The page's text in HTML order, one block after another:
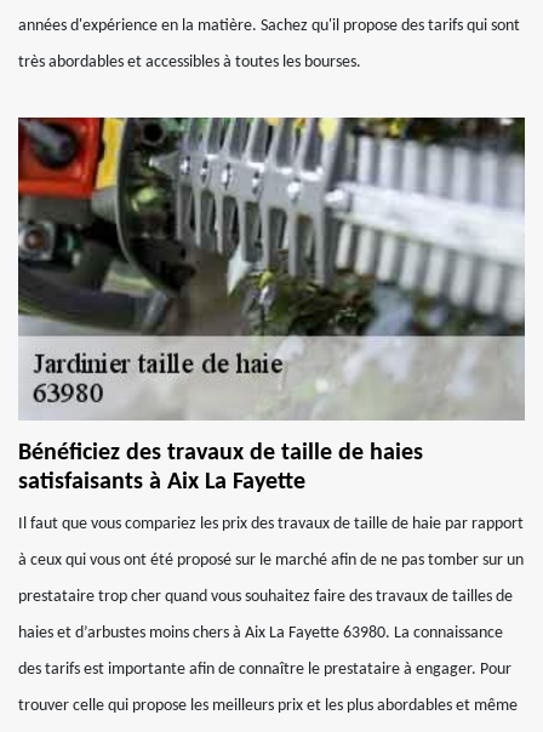
années d'expérience en la matière. Sachez qu'il propose des tarifs qui sont
très abordables et accessibles à toutes les bourses.
Bénéficiez des travaux de taille de haies
satisfaisants à Aix La Fayette
Il faut que vous compariez les prix des travaux de taille de haie par rapport
à ceux qui vous ont été proposé sur le marché afin de ne pas tomber sur un
prestataire trop cher quand vous souhaitez faire des travaux de tailles de
haies et d’arbustes moins chers à Aix La Fayette 63980. La connaissance
des tarifs est importante afin de connaître le prestataire à engager. Pour
trouver celle qui propose les meilleurs prix et les plus abordables et même